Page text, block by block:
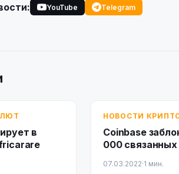
YouTube Telegram
в
НОВОСТИ
Coinbase
000
07.03.2022·1 мин.